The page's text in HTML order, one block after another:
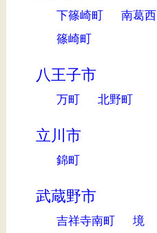
下篠崎町 南葛西
篠崎町
八王子市
万町 北野町
立川市
錦町
武蔵野市
吉祥寺南町 境